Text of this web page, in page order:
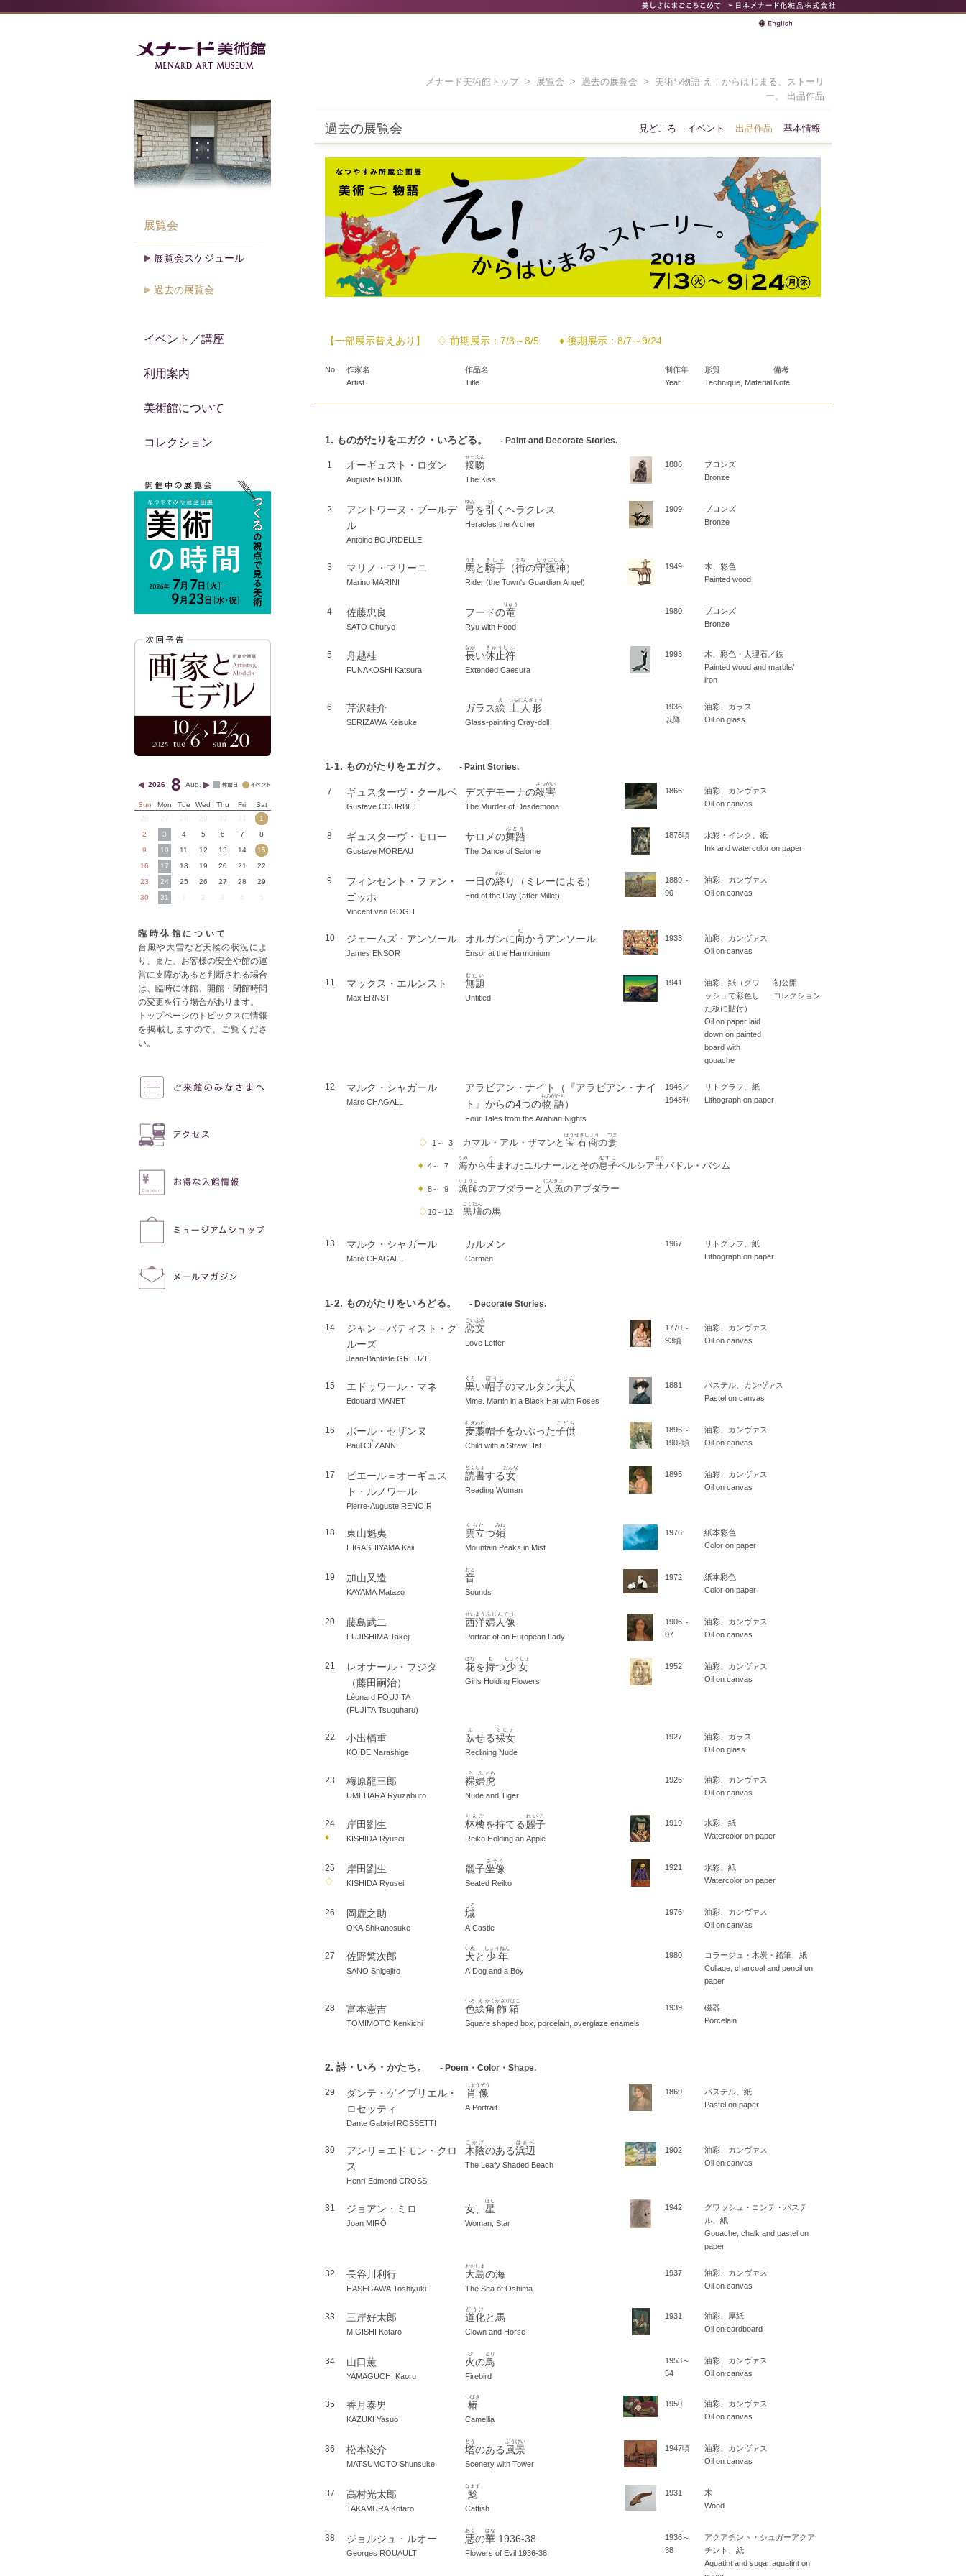
メナード美術館トップ > 展覧会 > 過去の展覧会 > 美術⇆物語 え！からはじまる、ストーリ
ー。 出品作品
過去の展覧会 基本情報
出品作品
イベント
見どころ
【一部展示替えあり】 ♢ 前期展示：7/3～8/5 ♦ 後期展示：8/7～9/24
No.
作家名
Artist
作品名
Title
制作年
Year
形質
Technique, Material
備考
Note
1. ものがたりをエガク・いろどる。 - Paint and Decorate Stories.
1 オーギュスト・ロダン
Auguste RODIN
接吻
せっぷん
The Kiss
1886
ブロンズ
Bronze
2
アントワーヌ・ブールデ
ル
Antoine BOURDELLE
弓
ゆみ
を引
ひ
くヘラクレス
Heracles the Archer
1909
ブロンズ
Bronze
3 マリノ・マリーニ
Marino MARINI
馬
うま
と騎手
きしゅ
（街
まち
の守護神
しゅごしん
）
Rider (the Town's Guardian Angel)
1949
木、彩色
Painted wood
4 佐藤忠良
SATO Churyo
フードの竜
りゅう
Ryu with Hood
1980
ブロンズ
Bronze
5 舟越桂
FUNAKOSHI Katsura
長
なが
い休止符
きゅうしふ
Extended Caesura
1993
木、彩色・大理石／鉄
Painted wood and marble/
iron
6 芹沢銈介
SERIZAWA Keisuke
ガラス絵
え
土人形
つちにんぎょう
Glass-painting Cray-doll
1936
以降
油彩、ガラス
Oil on glass
1-1. ものがたりをエガク。 - Paint Stories.
7 ギュスターヴ・クールベ
Gustave COURBET
デズデモーナの殺害
さつがい
The Murder of Desdemona
1866
油彩、カンヴァス
Oil on canvas
8 ギュスターヴ・モロー
Gustave MOREAU
サロメの舞踏
ぶとう
The Dance of Salome
1876頃
水彩・インク、紙
Ink and watercolor on paper
9
フィンセント・ファン・
ゴッホ
Vincent van GOGH
一日の終
おわ
り（ミレーによる）
End of the Day (after Millet)
1889～
90
油彩、カンヴァス
Oil on canvas
10 ジェームズ・アンソール
James ENSOR
オルガンに向
む
かうアンソール
Ensor at the Harmonium
1933
油彩、カンヴァス
Oil on canvas
11 マックス・エルンスト
Max ERNST
無題
むだい
Untitled
1941
油彩、紙（グワ
ッシュで彩色し
た板に貼付）
Oil on paper laid
down on painted
board with
gouache
初公開
コレクション
12 マルク・シャガール
Marc CHAGALL
アラビアン・ナイト（『アラビアン・ナイ
ト』からの4つの物語
ものがたり
）
Four Tales from the Arabian Nights
1946／
1948刊
リトグラフ、紙
Lithograph on paper
♢ 1～ 3 カマル・アル・ザマンと 宝石商
ほうせきしょう
の妻
つま
♦ 4～ 7 海
うみ
から生
う
まれたユルナールとその息子
むすこ
ペルシア 王
おう
バドル・バシム
♦ 8～ 9 漁師
りょうし
のアブダラーと 人魚
にんぎょ
のアブダラー
♢10～12 黒壇
こくたん
の馬
13 マルク・シャガール
Marc CHAGALL
カルメン
Carmen
1967
リトグラフ、紙
Lithograph on paper
1-2. ものがたりをいろどる。 - Decorate Stories.
14
ジャン＝バティスト・グ
ルーズ
Jean-Baptiste GREUZE
恋文
こいぶみ
Love Letter
1770～
93頃
油彩、カンヴァス
Oil on canvas
15 エドゥワール・マネ
Edouard MANET
黒
くろ
い帽子
ぼうし
のマルタン夫人
ふじん
Mme. Martin in a Black Hat with Roses
1881
パステル、カンヴァス
Pastel on canvas
16 ポール・セザンヌ
Paul CÉZANNE
麦藁
むぎわら
帽子をかぶった子供
こども
Child with a Straw Hat
1896～
1902頃
油彩、カンヴァス
Oil on canvas
17
ピエール＝オーギュス
ト・ルノワール
Pierre-Auguste RENOIR
読書
どくしょ
する女
おんな
Reading Woman
1895
油彩、カンヴァス
Oil on canvas
18 東山魁夷
HIGASHIYAMA Kaii
雲立
くもた
つ嶺
みね
Mountain Peaks in Mist
1976
紙本彩色
Color on paper
19 加山又造
KAYAMA Matazo
音
おと
Sounds
1972
紙本彩色
Color on paper
20 藤島武二
FUJISHIMA Takeji
西洋
せいよう
婦人像
ふじんぞう
Portrait of an European Lady
1906～
07
油彩、カンヴァス
Oil on canvas
21
レオナール・フジタ
（藤田嗣治）
Léonard FOUJITA
(FUJITA Tsuguharu)
花
はな
を持
も
つ少女
しょうじょ
Girls Holding Flowers
1952
油彩、カンヴァス
Oil on canvas
22 小出楢重
KOIDE Narashige
臥
ふ
せる裸女
らじょ
Reclining Nude
1927
油彩、ガラス
Oil on glass
23 梅原龍三郎
UMEHARA Ryuzaburo
裸婦
らふ
虎
とら
Nude and Tiger
1926
油彩、カンヴァス
Oil on canvas
24
♦
岸田劉生
KISHIDA Ryusei
林檎
りんご
を持てる麗子
れいこ
Reiko Holding an Apple
1919
水彩、紙
Watercolor on paper
25
♢
岸田劉生
KISHIDA Ryusei
麗子坐像
ざぞう
Seated Reiko
1921
水彩、紙
Watercolor on paper
26 岡鹿之助
OKA Shikanosuke
城
しろ
A Castle
1976
油彩、カンヴァス
Oil on canvas
27 佐野繁次郎
SANO Shigejiro
犬
いぬ
と 少年
しょうねん
A Dog and a Boy
1980
コラージュ・木炭・鉛筆、紙
Collage, charcoal and pencil on
paper
28 富本憲吉
TOMIMOTO Kenkichi
色
いろ
絵
え
角
かく
飾箱
かざりばこ
Square shaped box, porcelain, overglaze enamels
1939
磁器
Porcelain
2. 詩・いろ・かたち。 - Poem・Color・Shape.
29
ダンテ・ゲイブリエル・
ロセッティ
Dante Gabriel ROSSETTI
肖像
しょうぞう
A Portrait
1869
パステル、紙
Pastel on paper
30
アンリ＝エドモン・クロ
ス
Henri-Edmond CROSS
木陰
こかげ
のある浜辺
はまべ
The Leafy Shaded Beach
1902
油彩、カンヴァス
Oil on canvas
31 ジョアン・ミロ
Joan MIRÓ
女、 星
ほし
Woman, Star
1942
グワッシュ・コンテ・パステ
ル、紙
Gouache, chalk and pastel on
paper
32 長谷川利行
HASEGAWA Toshiyuki
大島
おおしま
の海
The Sea of Oshima
1937
油彩、カンヴァス
Oil on canvas
33 三岸好太郎
MIGISHI Kotaro
道化
どうけ
と馬
Clown and Horse
1931
油彩、厚紙
Oil on cardboard
34 山口薫
YAMAGUCHI Kaoru
火
ひ
の鳥
とり
Firebird
1953～
54
油彩、カンヴァス
Oil on canvas
35 香月泰男
KAZUKI Yasuo
椿
つばき
Camellia
1950
油彩、カンヴァス
Oil on canvas
36 松本竣介
MATSUMOTO Shunsuke
塔
とう
のある 風景
ふうけい
Scenery with Tower
1947頃
油彩、カンヴァス
Oil on canvas
37 高村光太郎
TAKAMURA Kotaro
鯰
なまず
Catfish
1931
木
Wood
38 ジョルジュ・ルオー
Georges ROUAULT
悪
あく
の華
はな
1936-38
Flowers of Evil 1936-38
1936～
38
アクアチント・シュガーアクア
チント、紙
Aquatint and sugar aquatint on
展覧会
展覧会スケジュール
過去の展覧会
イベント／講座
利用案内
美術館について
コレクション
2026 8 Aug.
Sun Mon Tue Wed Thu Fri
Sat
27 29 30 31
1
2
3 4 5 6 7
8
9
10 11 12 13 14
15
16
17 18 19 20 21
22
23
24 25 26 27 28
29
30
31 3 4 5
臨時休館について
台風や大雪など天候の状況によ
り、また、お客様の安全や館の運
営に支障があると判断される場合
は、臨時に休館、開館・閉館時間
の変更を行う場合があります。
トップページのトピックスに情報
を掲載しますので、ご覧くださ
い。